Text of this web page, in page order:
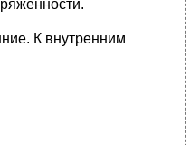
К внутренним